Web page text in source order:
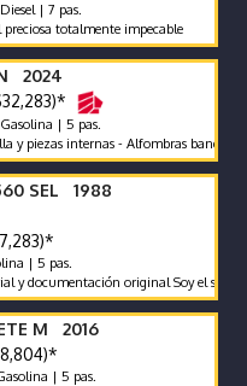
| 7 pas.
totalmente impecable
2024
| 5 pas.
internas - Alfombras bandeja -
SEL 1988
| 5 pas.
original Soy el segundo
M 2016
| 5 pas.